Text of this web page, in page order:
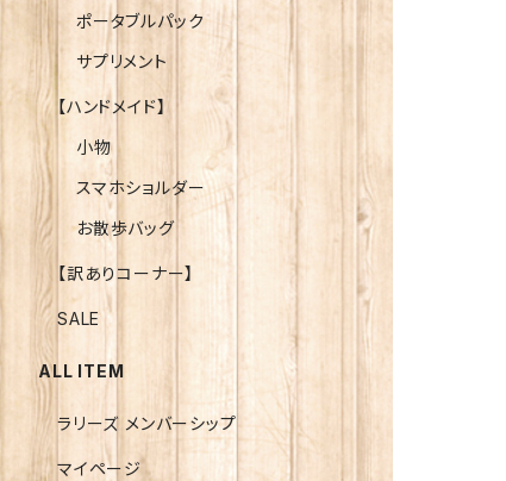
ポータブルパック
サプリメント
【ハンドメイド】
小物
スマホショルダー
お散歩バッグ
【訳ありコーナー】
SALE
ALL ITEM
ラリーズ メンバーシップ
マイページ